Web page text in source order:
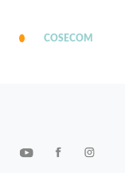
COSECOM